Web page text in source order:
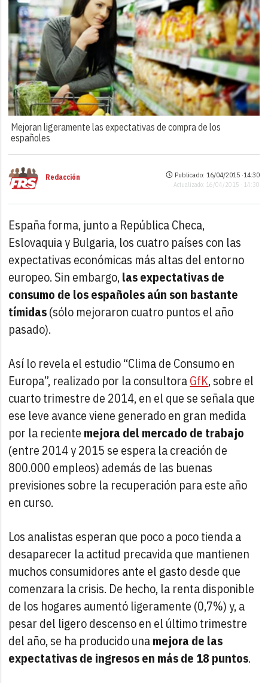
Mejoran ligeramente las expectativas de compra de los
españoles
Redacción Publicado: 16/04/2015 ·14:30
Actualizado: 16/04/2015 · 14:30
España forma, junto a República Checa,
Eslovaquia y Bulgaria, los cuatro países con las
expectativas económicas más altas del entorno
europeo. Sin embargo,las expectativas de
consumo de los españoles aún son bastante
tímidas(sólo mejoraron cuatro puntos el año
pasado).
Así lo revela el estudio “Clima de Consumo en
Europa”, realizado por la consultoraGfK, sobre el
cuarto trimestre de 2014, en el que se señala que
ese leve avance viene generado en gran medida
por la reciente mejora del mercado de trabajo
(entre 2014 y 2015 se espera la creación de
800.000 empleos) además de las buenas
previsiones sobre la recuperación para este año
en curso.
Los analistas esperan que poco a poco tienda a
desaparecer la actitud precavida que mantienen
muchos consumidores ante el gasto desde que
comenzara la crisis. De hecho, la renta disponible
de los hogares aumentó ligeramente (0,7%) y, a
pesar del ligero descenso en el último trimestre
del año, se ha producido unamejora de las
expectativas de ingresos en más de 18 puntos.